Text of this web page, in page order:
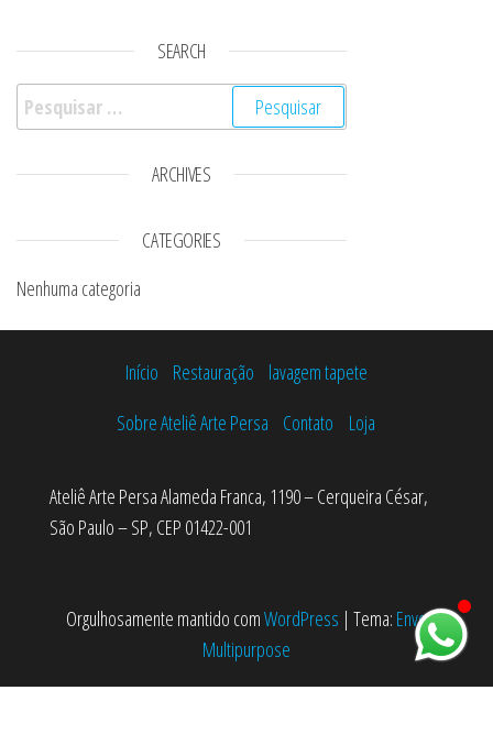
SEARCH
Pesquisar por:
ARCHIVES
CATEGORIES
Nenhuma categoria
Início Restauração
lavagem tapete
Sobre Ateliê Arte Persa
Contato Loja
Ateliê Arte Persa Alameda Franca, 1190 – Cerqueira César,
São Paulo – SP, CEP 01422-001
Orgulhosamente mantido comWordPress | Tema: Envo
Multipurpose